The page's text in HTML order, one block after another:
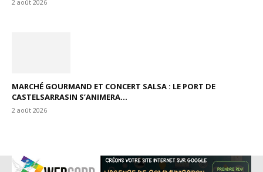
2 août 2026
MARCHÉ GOURMAND ET CONCERT SALSA : LE PORT DE
CASTELSARRASIN S’ANIMERA...
2 août 2026